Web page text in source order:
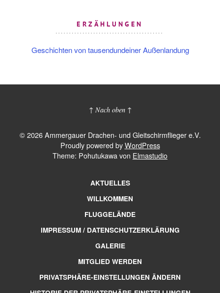
ERZÄHLUNGEN
Geschichten von tausendundeiner Außenlandung
↑ Nach oben ↑
© 2026 Ammergauer Drachen- und Gleitschirmflieger e.V.
Proudly powered byWordPress
Theme: Pohutukawa von Elmastudio
AKTUELLES
WILLKOMMEN
FLUGGELÄNDE
IMPRESSUM / DATENSCHUTZERKLÄRUNG
GALERIE
MITGLIED WERDEN
PRIVATSPHÄRE-EINSTELLUNGEN ÄNDERN